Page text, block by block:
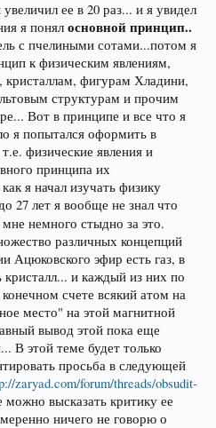
ее в 20 раз... и я увидел
я понял основной принцип..
с пчелиными сотами...потом я
к физическим явлениям,
фигурам Хладини,
структурам и прочим
Вот в принципе и все что я
я попытался оформить в
физические явления и
принципа их
я начал изучать физику
27 лет я вообще не знал что
немного стыдно за это.
различных концепций
Ацюковского эфир есть газ, в
и каждый из них по
счете всякий атом на
место" на этой магнитной
вывод этой пока еще
В этой теме будет только
просьба в следующей
zaryad.com/forum/threads/obsudit-
можно высказать критику ее
ничего не говорю о